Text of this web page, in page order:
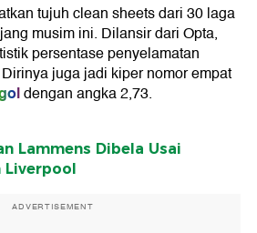
tujuh clean sheets dari 30 laga
musim ini. Dilansir dari Opta,
persentase penyelamatan
juga jadi kiper nomor empat
dengan angka 2,73.
Lammens Dibela Usai
Liverpool
ADVERTISEMENT